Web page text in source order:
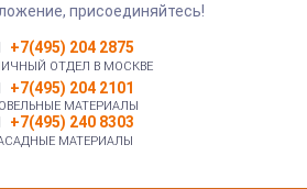
присоединяйтесь!
+7(495) 204 2875
ОТДЕЛ В МОСКВЕ
+7(495) 204 2101
МАТЕРИАЛЫ
+7(495) 240 8303
МАТЕРИАЛЫ